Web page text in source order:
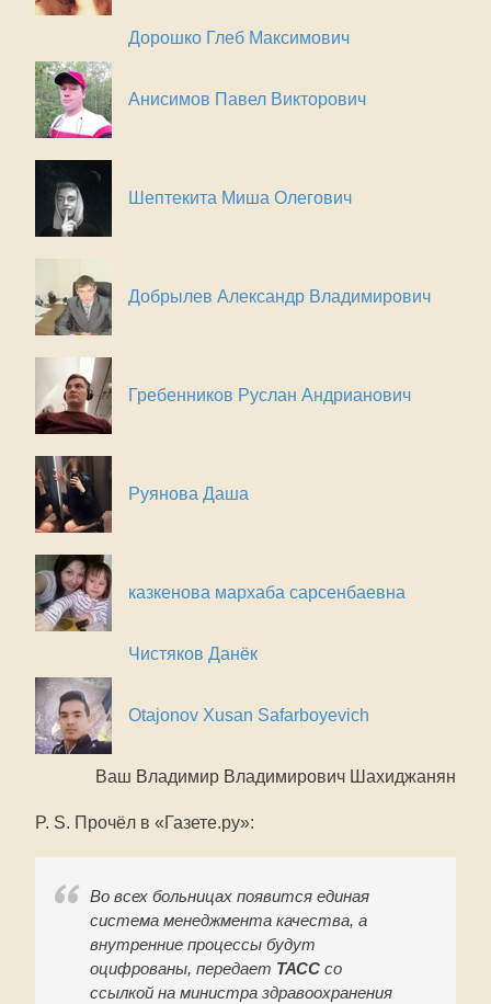
Дорошко Глеб Максимович
Анисимов Павел Викторович
Шептекита Миша Олегович
Добрылев Александр Владимирович
Гребенников Руслан Андрианович
Руянова Даша
казкенова мархаба сарсенбаевна
Чистяков Данёк
Otajonov Xusan Safarboyevich
Ваш Владимир Владимирович Шахиджанян
P. S. Прочёл в «Газете.ру»:
Во всех больницах появится единая
система менеджмента качества, а
внутренние процессы будут
оцифрованы, передает ТАСС со
ссылкой на министра здравоохранения